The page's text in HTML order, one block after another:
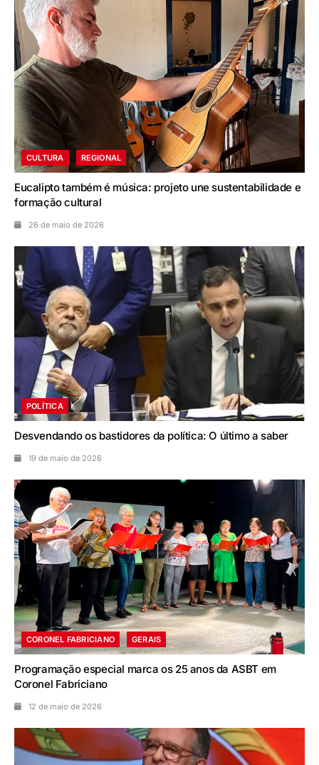
CULTURA REGIONAL
Eucalipto também é música: projeto une sustentabilidade e
formação cultural
26 de maio de 2026
POLÍTICA
Desvendando os bastidores da política: O último a saber
19 de maio de 2026
CORONEL FABRICIANO GERAIS
Programação especial marca os 25 anos da ASBT em
Coronel Fabriciano
12 de maio de 2026